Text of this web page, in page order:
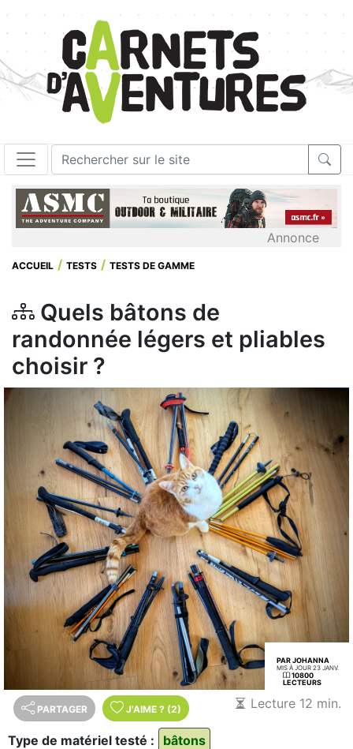
Annonce
ACCUEIL TESTS TESTS DE GAMME
Quels bâtons de
randonnée légers et pliables
choisir ?
PAR JOHANNA
MIS À JOUR 23 JANV.
10800
LECTEURS
PARTAGER J'AIME ? (2) Lecture 12 min.
Type de matériel testé : bâtons